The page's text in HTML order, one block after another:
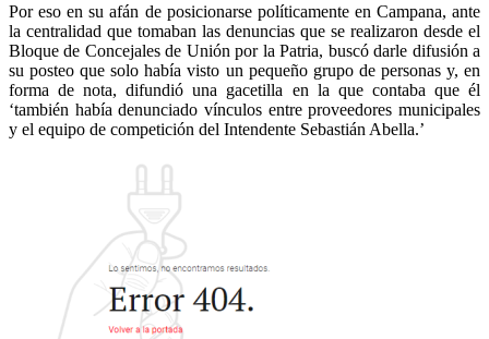
Por eso en su afán de posicionarse políticamente en Campana, ante
la centralidad que tomaban las denuncias que se realizaron desde el
Bloque de Concejales de Unión por la Patria, buscó darle difusión a
su posteo que solo había visto un pequeño grupo de personas y, en
forma de nota, difundió una gacetilla en la que contaba que él
‘también había denunciado vínculos entre proveedores municipales
y el equipo de competición del Intendente Sebastián Abella.’